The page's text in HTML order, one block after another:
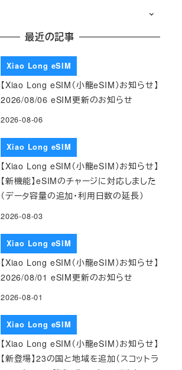
最近の記事
Xiao Long eSIM
【Xiao Long eSIM（小龍eSIM）お知らせ】
2026/08/06 eSIM更新のお知らせ
2026-08-06
Xiao Long eSIM
【Xiao Long eSIM（小龍eSIM）お知らせ】
【新機能】eSIMのチャージに対応しました
（データ容量の追加・利用日数の延長）
2026-08-03
Xiao Long eSIM
【Xiao Long eSIM（小龍eSIM）お知らせ】
2026/08/01 eSIM更新のお知らせ
2026-08-01
Xiao Long eSIM
【Xiao Long eSIM（小龍eSIM）お知らせ】
【新登場】23の国と地域を追加（スコットラ